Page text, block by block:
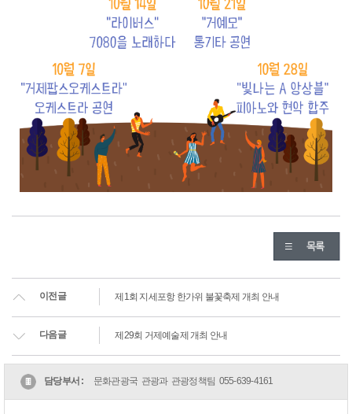
이전글 제1회 지세포항 한가위 불꽃축제 개최 안내
다음글 제29회 거제예술제 개최 안내
담당부서 : 문화관광국 관광과 관광정책팀 055-639-4161